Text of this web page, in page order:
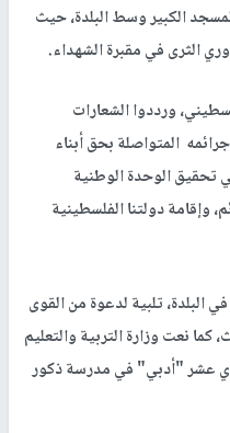
الكبير وسط البلدة، حيث
الثرى في مقبرة الشهداء.
ورددوا الشعارات
المتواصلة بحق أبناء
تحقيق الوحدة الوطنية
وإقامة دولتنا الفلسطينية
البلدة، تلبية لدعوة من القوى
نعت وزارة التربية والتعليم
عشر "أدبي" في مدرسة ذكور